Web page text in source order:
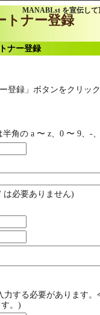
MANABI.st を宣伝して
トナー登録
ナー登録
録」ボタンをクリック
角の a 〜 z、0 〜 9、-
必要ありません)
する必要があります
。)